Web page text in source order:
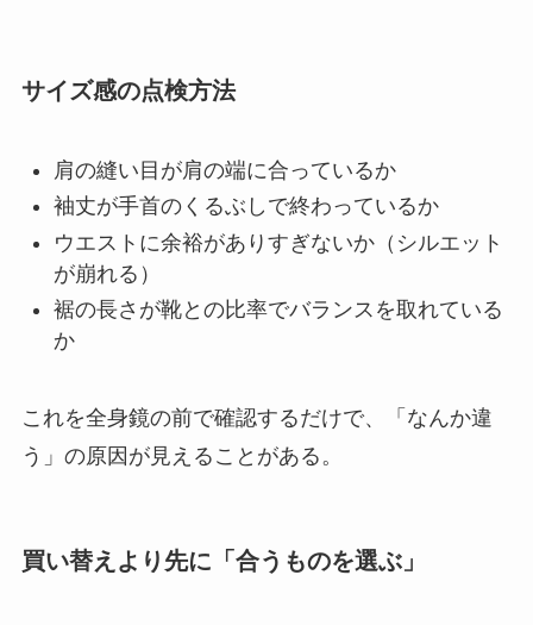
サイズ感の点検方法
肩の縫い目が肩の端に合っているか
袖丈が手首のくるぶしで終わっているか
ウエストに余裕がありすぎないか（シルエット
が崩れる）
裾の長さが靴との比率でバランスを取れている
か
これを全身鏡の前で確認するだけで、「なんか違
う」の原因が見えることがある。
買い替えより先に「合うものを選ぶ」